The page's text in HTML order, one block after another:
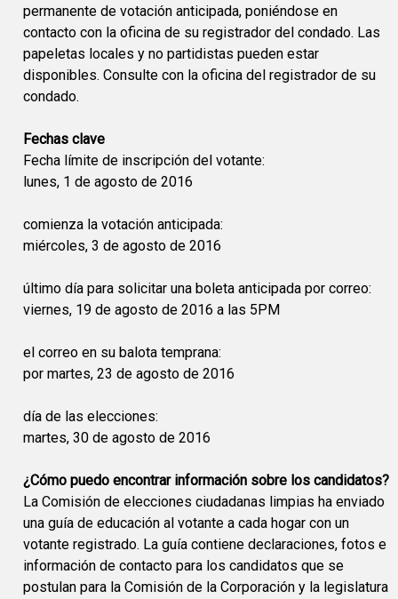
permanente de votación anticipada, poniéndose en
contacto con la oficina de su registrador del condado. Las
papeletas locales y no partidistas pueden estar
disponibles. Consulte con la oficina del registrador de su
condado.
Fechas clave
Fecha límite de inscripción del votante:
lunes, 1 de agosto de 2016
comienza la votación anticipada:
miércoles, 3 de agosto de 2016
último día para solicitar una boleta anticipada por correo:
viernes, 19 de agosto de 2016 a las 5PM
el correo en su balota temprana:
por martes, 23 de agosto de 2016
día de las elecciones:
martes, 30 de agosto de 2016
¿Cómo puedo encontrar información sobre los candidatos?
La Comisión de elecciones ciudadanas limpias ha enviado
una guía de educación al votante a cada hogar con un
votante registrado. La guía contiene declaraciones, fotos e
información de contacto para los candidatos que se
postulan para la Comisión de la Corporación y la legislatura